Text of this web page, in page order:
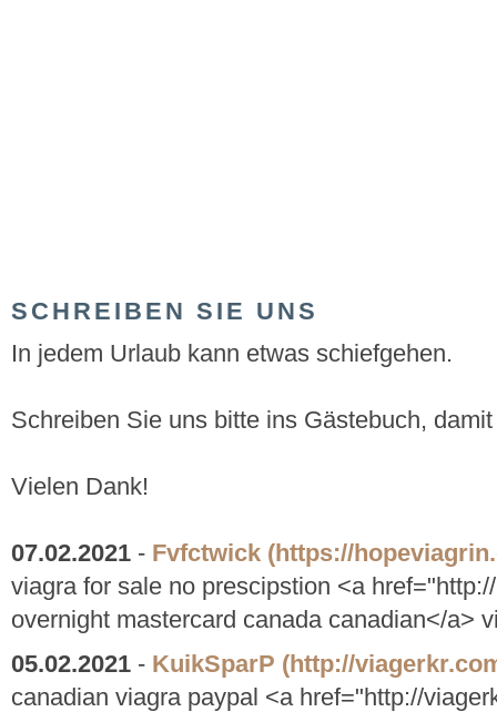
SCHREIBEN SIE UNS
In jedem Urlaub kann etwas schiefgehen.
Schreiben Sie uns bitte ins Gästebuch,
Vielen Dank!
07.02.2021 - Fvfctwick (https://
viagra for sale no prescipstion <a
overnight mastercard canada canadian</a>
05.02.2021 - KuikSparP (http://
canadian viagra paypal <a href="http://